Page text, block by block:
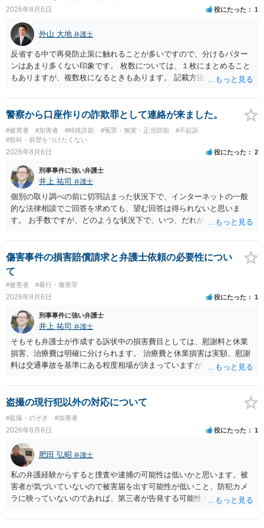
2026年8月6日 役にたった 1
外山 大地 弁護士
反省する中で再発防止策に触れることが多いですので、分けるパター
ンはあまり多くない印象です。 枚数については、１枚にまとめること
もありますが、複数枚になるときもあります。 記載方法については、
います。 したがいまして、いずれも良いかと考えます。
警察から口座作りの詐欺罪として連絡が来ました。
#被害者 #加害者 #特殊詐欺 #冤罪・無実・正当防衛
#不起訴
#前科・前歴をつけたくない
2026年8月6日 役にたった 2
刑事事件に強い弁護士
井上 祐司 弁護士
個別の取り調べの前に切羽詰まった状況下で、インターネットの一般
的な法律相談でご回答を求めても、望む回答は得られないと思いま
す。 お手数ですが、どのような状況下で、いつ、だれからどのような
の程度だと聞いているのかということについて、お近くで詳細な法律
相談を受けられたうえで対処方法を探された方がよいと思われます。
一般論でいえば、任意取り調べの場合、ＩＣレコーダーを持参して取
り調べ内容を録音することは必須だと考えます。
傷害事件の損害賠償請求と弁護士依頼の必要性につい
て
#被害者 #暴行・傷害罪
2026年8月6日 役にたった 1
刑事事件に強い弁護士
井上 祐司 弁護士
そもそも弁護士が作成する訴状中の損害費目としては、慰謝料と休業
損害、治療費は明確に分けられます。 治療費と休業損害は実額、慰謝
料は交通事故を基準にある程度相場が決まっていますが、全治１０日
ます。 そうすると、弁護士に依頼した場合はおそらく高い確率で費用
倒れ（回収しても全額弁護士費用となる）となる可能性が高いものと
予想します。 本人訴訟で進める場合には、すでに刑事手続が終了して
いる以上、相手方に資力がないことが多く回収できないケースが多い
（そのため、刑事事件の手続き中に、不本意ではあっても加害者の身
体拘束と、処分待ちという状況を利用して、被害弁償を受けておくこ
とが有効である場合が多い）ことを考慮しておく必要があります。
盗撮の現行犯以外の対応について
#盗撮・のぞき #加害者
2026年8月6日 役にたった 1
肥田 弘昭 弁護士
私の弁護経験からすると捜査や逮捕の可能性は低いかと思います。被
害者が気づいていないので被害届を出す可能性が低いこと、防犯カメ
ラに映っていないのであれば、第三者が告発する可能性も低いこと、
座る女性を盗撮(全体像写真1枚と5秒程度の動画)してしまいました。下